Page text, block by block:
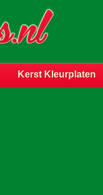
Kerst Kleurplaten